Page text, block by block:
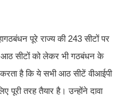
पूरे राज्य की 243 सीटों पर
आठ सीटों को लेकर भी गठबंधन के
है कि ये सभी आठ सीटें वीआईपी
पूरी तरह तैयार है। उन्होंने दावा